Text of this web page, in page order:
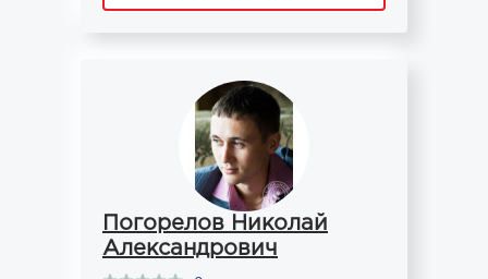
Погорелов Николай
Александрович